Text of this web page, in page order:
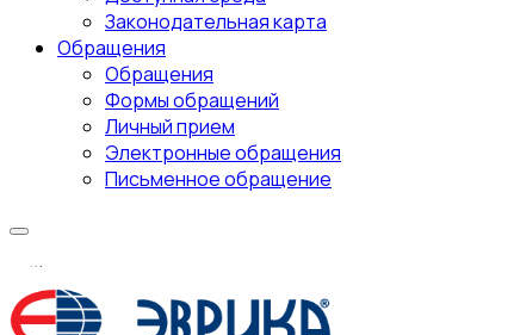
Законодательная карта
Обращения
Обращения
Формы обращений
Личный прием
Электронные обращения
Письменное обращение
...